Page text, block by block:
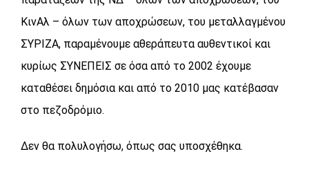
ΚινΑλ – όλων των αποχρώσεων, του μεταλλαγμένου
ΣΥΡΙΖΑ, παραμένουμε αθεράπευτα αυθεντικοί και
κυρίως ΣΥΝΕΠΕΙΣ σε όσα από το 2002 έχουμε
καταθέσει δημόσια και από το 2010 μας κατέβασαν
στο πεζοδρόμιο.
Δεν θα πολυλογήσω, όπως σας υποσχέθηκα.